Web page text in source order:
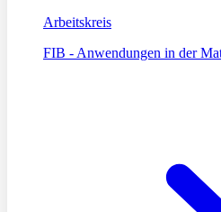
Arbeitskreis
FIB - Anwendungen in der